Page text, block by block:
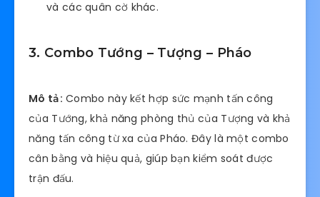
và các quân cờ khác.
3. Combo Tướng – Tượng – Pháo
Mô tả: Combo này kết hợp sức mạnh tấn công
của Tướng, khả năng phòng thủ của Tượng và khả
năng tấn công từ xa của Pháo. Đây là một combo
cân bằng và hiệu quả, giúp bạn kiểm soát được
trận đấu.